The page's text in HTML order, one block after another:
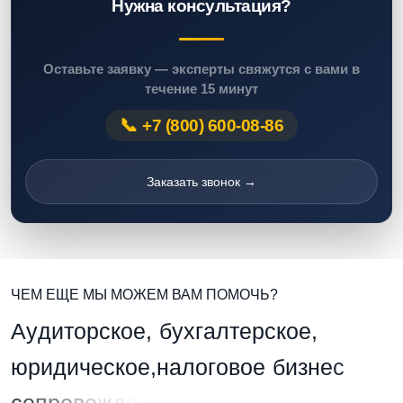
Нужна консультация?
Оставьте заявку — эксперты свяжутся с вами в
течение 15 минут
+7 (800) 600-08-86
Заказать звонок →
ЧЕМ ЕЩЕ МЫ МОЖЕМ ВАМ ПОМОЧЬ?
Аудиторское, бухгалтерское,
юридическое,налоговое бизнес